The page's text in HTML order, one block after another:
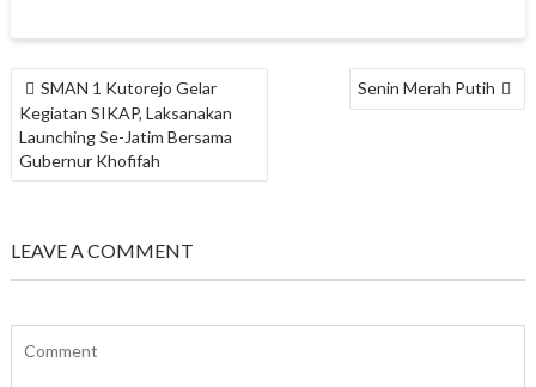
NAVIGASI
POS
SMAN 1 Kutorejo Gelar
Kegiatan SIKAP, Laksanakan
Launching Se-Jatim Bersama
Gubernur Khofifah
Senin Merah Putih
LEAVE A COMMENT